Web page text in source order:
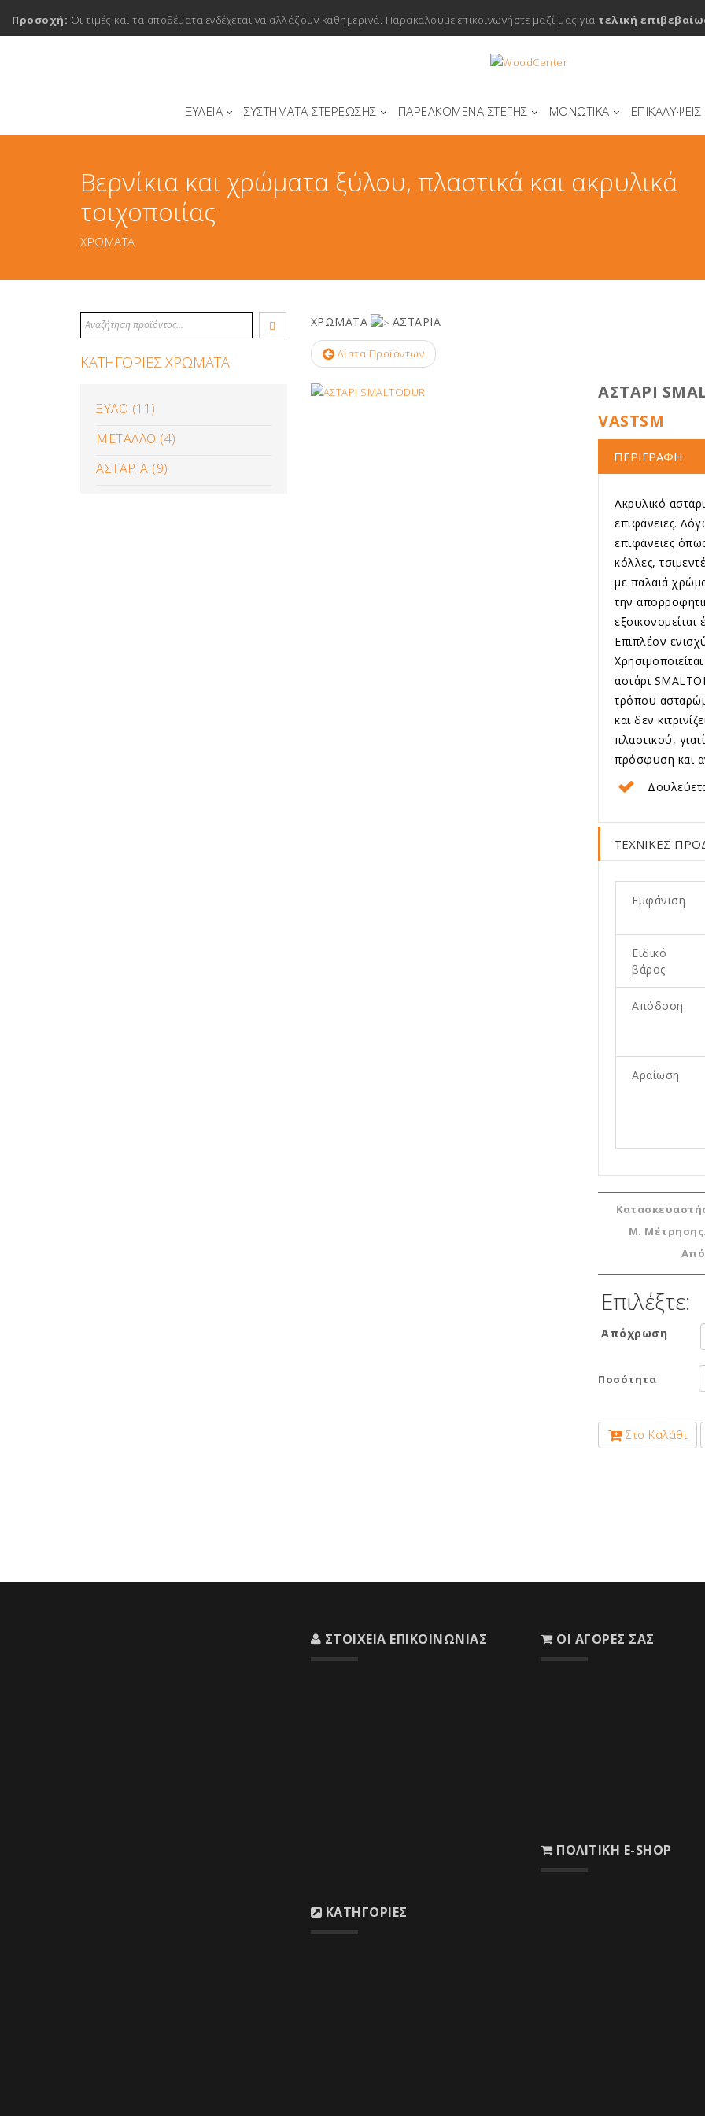
Προσοχή: Οι τιμές και τα αποθέματα ενδέχεται να αλλάζουν καθημερινά. Παρακαλούμε επικοινωνήστε μαζί μας για τελική
ΞΥΛΕΙΑ ΣΥΣΤΗΜΑΤΑ ΣΤΕΡΕΩΣΗΣ ΠΑΡΕΛΚΟΜΕΝΑ ΣΤΕΓΗΣ ΜΟΝΩΤΙΚΑ ΕΠΙΚΑΛΥΨΕΙΣ
Βερνίκια και χρώματα ξύλου, πλαστικά και ακρυλικά
τοιχοποιίας
ΧΡΩΜΑΤΑ
ΚΑΤΗΓΟΡΙΕΣ ΧΡΩΜΑΤΑ
ΞΥΛΟ (11)
ΜΕΤΑΛΛΟ (4)
ΑΣΤΑΡΙΑ (9)
ΧΡΩΜΑΤΑ ΑΣΤΑΡΙΑ
Λίστα Προϊόντων
ΑΣΤΑΡΙ
VASTSM
ΠΕΡΙΓΡΑΦΗ
Ακρυλικό
επιφάνειες.
επιφάνειες
κόλλες,
με παλαιά
την
Επιπλέον
αστάρι
τρόπου
και δεν
πλαστικού,
πρόσφυση και
ΤΕΧΝΙΚΕΣ
Εμφάνιση
Ειδικό
βάρος
Απόδοση
Αραίωση
Επαναβαφή
VOC / ΠΟΕ
Αποχρώσεις
Μ.
Επιλέξτε:
Απόχρωση
Ποσότητα
Στο Καλάθι
ΣΤΟΙΧΕΊΑ ΕΠΙΚΟΙΝΩΝΊΑΣ
ΚΑΤΗΓΟΡΊΕΣ
ΟΙ ΑΓΟΡΈΣ ΣΑΣ
ΠΟΛΙΤΙΚΉ E-SHOP